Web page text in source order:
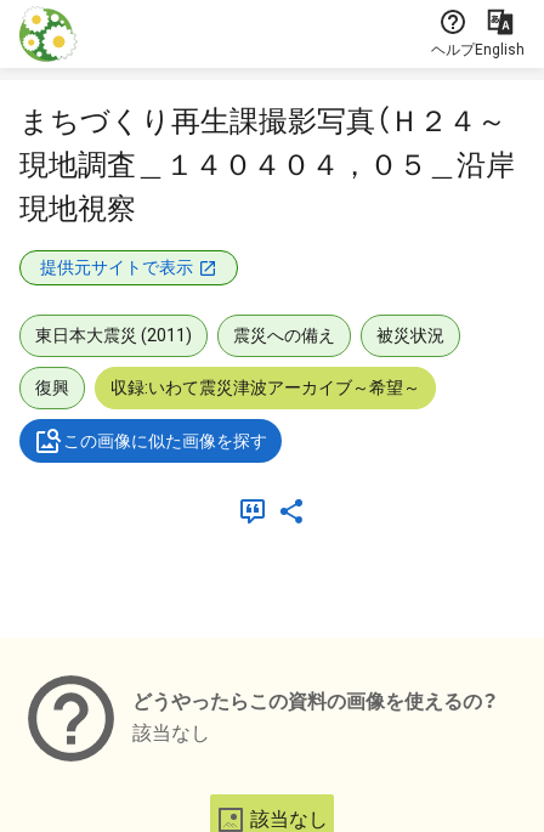
本文に飛ぶ
ヘルプEnglish
まちづくり再生課撮影写真（Ｈ２４～
現地調査＿１４０４０４，０５＿沿岸
現地視察
提供元サイトで表示
東日本大震災 (2011) 震災への備え 被災状況
復興 収録:いわて震災津波アーカイブ～希望～
この画像に似た画像を探す
どうやったらこの資料の画像を使えるの？
該当なし
該当なし